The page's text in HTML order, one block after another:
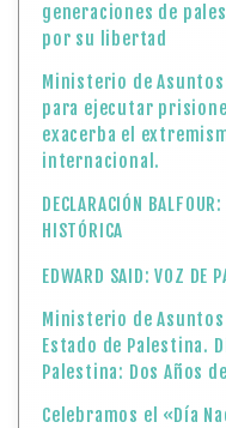
generaciones de
por su libertad
Ministerio de
para ejecutar
exacerba el
internacional.
DECLARACIÓN
HISTÓRICA
EDWARD SAID: VOZ DE
Ministerio de
Estado de Palestina.
Palestina: Dos Años
Celebramos el «Día